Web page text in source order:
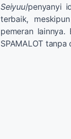
Seiyuu/penyanyi
terbaik,
pemeran
SPAMALOT